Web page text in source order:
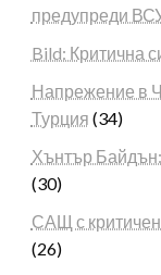
предупреди
Bild: Критична
Напрежение в
Турция (34)
Хънтър
(30)
САЩ с критичен
(26)